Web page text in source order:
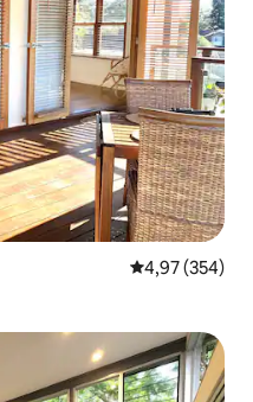
4,97 av 5 i
4,97 (354)